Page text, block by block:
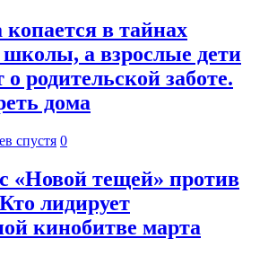
в тайнах
а взрослые дети
родительской заботе.
дома
спустя 0
«Новой тещей» против
лидирует
кинобитве марта